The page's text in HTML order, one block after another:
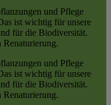
und Pflege
ist wichtig für unsere
für die Biodiversität.
Renaturierung.
und Pflege
ist wichtig für unsere
für die Biodiversität.
Renaturierung.